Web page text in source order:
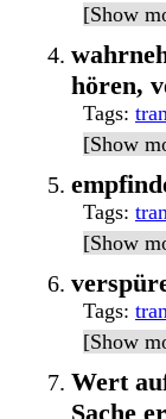
[Show
hören,
Tags:
[Show
Tags:
[Show
Tags:
[Show
Wert
Sache